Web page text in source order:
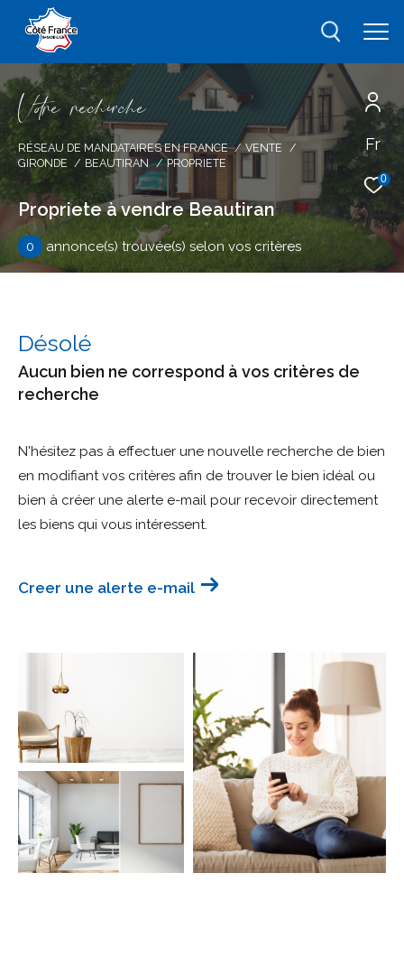
Fr
0
Vore recece
RÉSEAU DE MANDATAIRES EN FRANCE
VENTE
GIRONDE
BEAUTIRAN PROPRIETE
Propriete à vendre Beautiran
0 annonce(s) trouvée(s) selon vos critères
Désolé
Aucun bien ne correspond à vos critères de
recherche
N'hésitez pas à effectuer une nouvelle recherche de bien
en modifiant vos critères afin de trouver le bien idéal ou
bien à créer une alerte e-mail pour recevoir directement
les biens qui vous intéressent.
Creer une alerte e-mail
Effectuer une recherche
et trouver le bien qui correspond à vos
critères
Type
d'offre
Vente
bien
Ville
Budget
Surface
Surface
Pièces
AFFINER LES CRITÈRES
TERRASSE PARKING PISCINE
FILTRER PAR
COUPS DE COEUR
EXCLUSIVITÉS NOUVEAUTÉS